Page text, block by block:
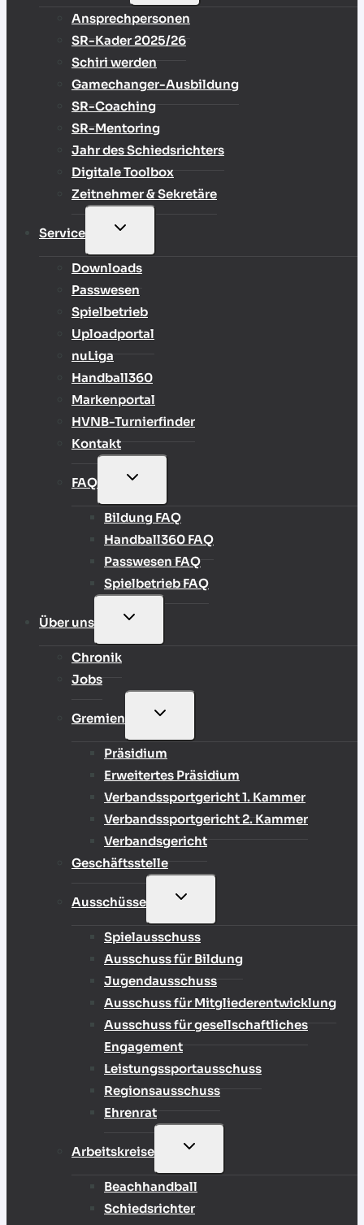
Ansprechpersonen
SR-Kader 2025/26
Schiri werden
Gamechanger-Ausbildung
SR-Coaching
SR-Mentoring
Jahr des Schiedsrichters
Digitale Toolbox
Zeitnehmer & Sekretäre
Service
UNTERMENÜ
Downloads
Passwesen
Spielbetrieb
Uploadportal
nuLiga
Handball360
Markenportal
HVNB-Turnierfinder
Kontakt
FAQ
UNTERMENÜ
Bildung FAQ
Handball360 FAQ
Passwesen FAQ
Spielbetrieb FAQ
Über uns
UNTERMENÜ
Chronik
Jobs
Gremien
UNTERMENÜ
Präsidium
Erweitertes Präsidium
Verbandssportgericht 1. Kammer
Verbandssportgericht 2. Kammer
Verbandsgericht
Geschäftsstelle
Ausschüsse
UNTERMENÜ
Spielausschuss
Ausschuss für Bildung
Jugendausschuss
Ausschuss für Mitgliederentwicklung
Ausschuss für gesellschaftliches
Engagement
Leistungssportausschuss
Regionsausschuss
Ehrenrat
Arbeitskreise
UNTERMENÜ
Beachhandball
Schiedsrichter